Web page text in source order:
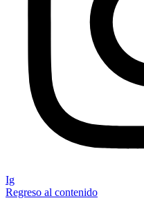
Ig
Regreso al contenido